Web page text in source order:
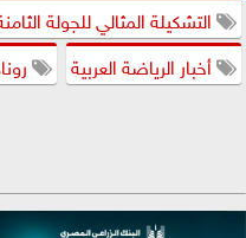
التشكيلة المثالي للجولة
أخبار الرياضة العربية